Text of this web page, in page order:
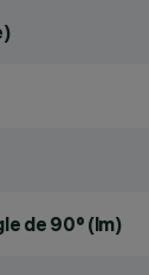
de 90° (lm)